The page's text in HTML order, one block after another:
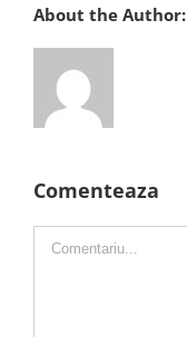
About the Author:
Comenteaza